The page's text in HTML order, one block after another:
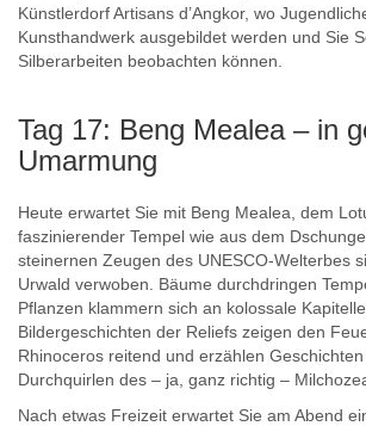
Künstlerdorf Artisans d’Angkor, wo
Kunsthandwerk ausgebildet werden und Sie
Silberarbeiten beobachten können.
Tag 17: Beng Mealea – in
Umarmung
Heute erwartet Sie mit Beng Mealea, dem
faszinierender Tempel wie aus dem
steinernen Zeugen des UNESCO-Welterbes
Urwald verwoben. Bäume durchdringen
Pflanzen klammern sich an kolossale
Bildergeschichten der Reliefs zeigen den
Rhinoceros reitend und erzählen
Durchquirlen des – ja, ganz richtig –
Nach etwas Freizeit erwartet Sie am Abend